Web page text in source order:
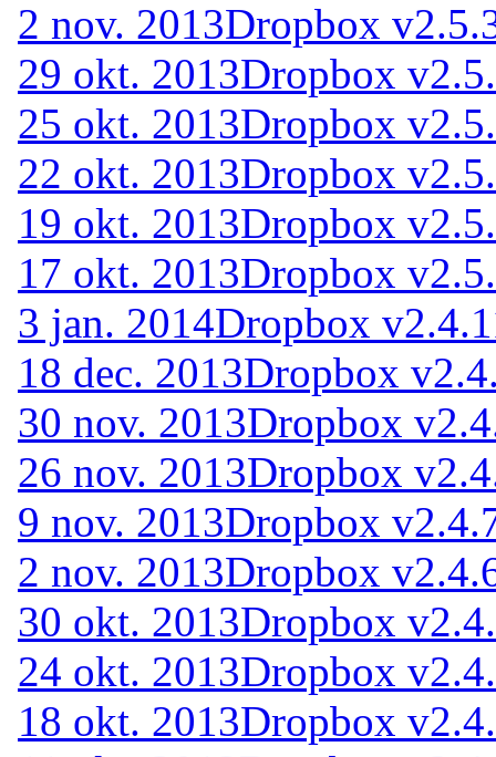
2 nov. 2013Dropbox
29 okt. 2013Dropbox
25 okt. 2013Dropbox
22 okt. 2013Dropbox
19 okt. 2013Dropbox
17 okt. 2013Dropbox
3 jan. 2014Dropbox
18 dec. 2013Dropbox
30 nov. 2013Dropbox
26 nov. 2013Dropbox
9 nov. 2013Dropbox
2 nov. 2013Dropbox
30 okt. 2013Dropbox
24 okt. 2013Dropbox
18 okt. 2013Dropbox